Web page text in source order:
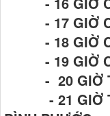
- 17 GIỜ
- 18 GIỜ
- 19 GIỜ
- 20 GIỜ
- 21 GIỜ